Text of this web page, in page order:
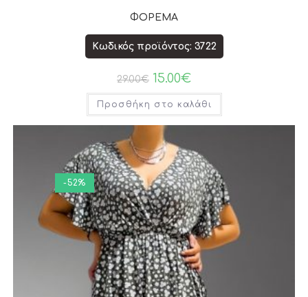
ΦΟΡΕΜΑ
Κωδικός προϊόντος: 3722
29.00€ 15.00€
Προσθήκη στο καλάθι
-52%